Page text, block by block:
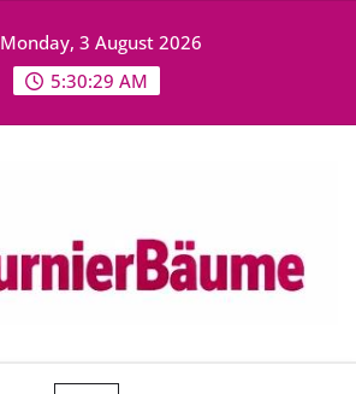
Monday, 3 August 2026
5:30:30 AM